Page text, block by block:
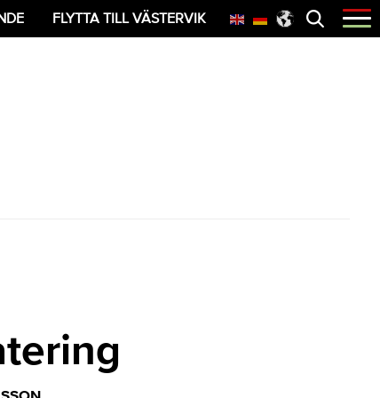
Öppna
menyn
FLYTTA TILL VÄSTERVIK